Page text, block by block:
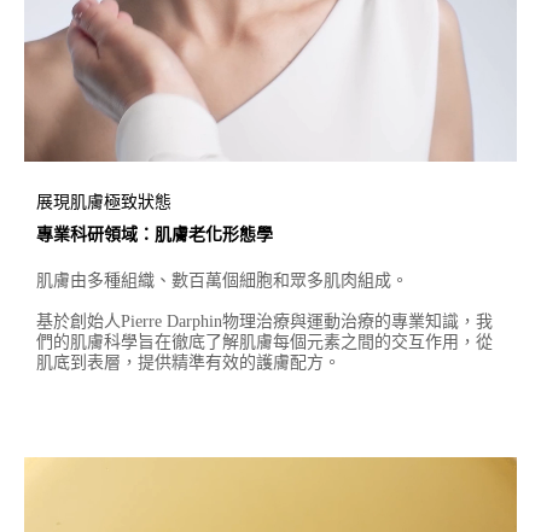
展現肌膚極致狀態
專業科研領域：肌膚老化形態學
肌膚由多種組織、數百萬個細胞和眾多肌肉組成。​ ​
基於創始人Pierre Darphin物理治療與運動治療的專業知識，我
們的肌膚科學旨在徹底了解肌膚每個元素之間的交互作用，從
肌底到表層，提供精準有效的護膚配方。 ​